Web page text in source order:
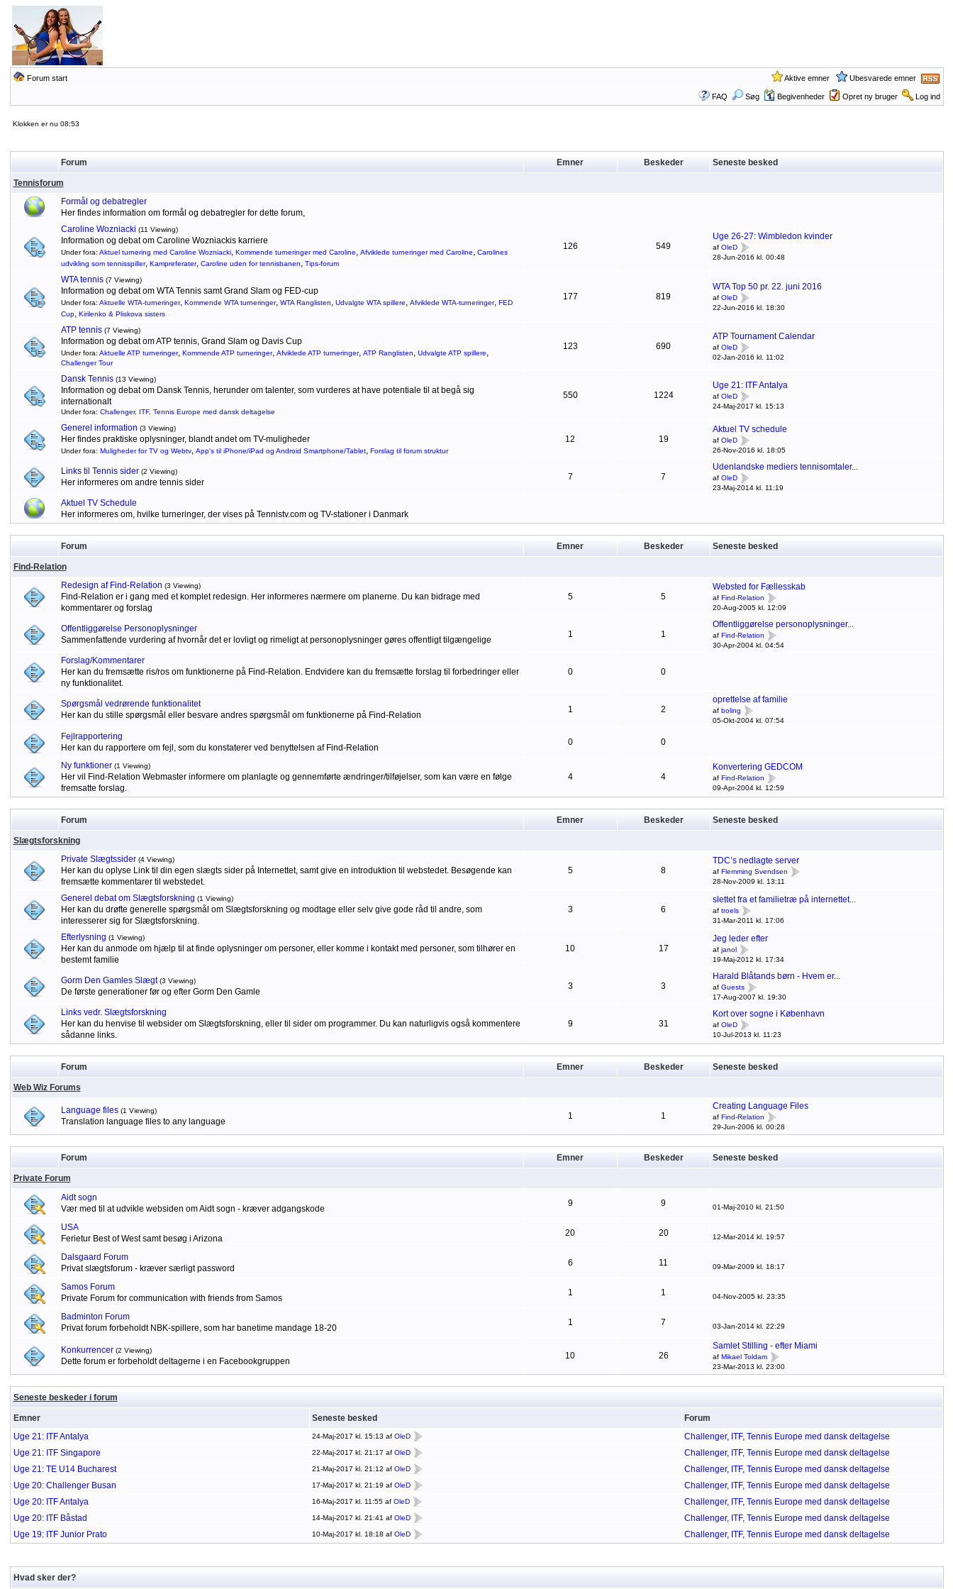
Forum start Aktive emner Ubesvarede emner
FAQ Søg Begivenheder Opret ny bruger Log ind
Klokken er nu 08:53
Forum Emner Beskeder Seneste besked
Tennisforum
Formål og debatregler
Her findes information om formål og debatregler for dette forum,
Caroline Wozniacki (11 Viewing)
Information og debat om Caroline Wozniackis karriere
Under fora: Aktuel turnering med Caroline Wozniacki, Kommende turneringer med Caroline, Afviklede turneringer med Caroline, Carolines
udvikling som tennisspiller, Kampreferater, Caroline uden for tennisbanen, Tips-forum
126 549
Uge 26-27: Wimbledon kvinder
af OleD
28-Jun-2016 kl. 00:48
WTA tennis (7 Viewing)
Information og debat om WTA Tennis samt Grand Slam og FED-cup
Under fora: Aktuelle WTA-turneringer, Kommende WTA turneringer, WTA Ranglisten, Udvalgte WTA spillere, Afviklede WTA-turneringer, FED
Cup, Kirilenko & Pliskova sisters
177 819
WTA Top 50 pr. 22. juni 2016
af OleD
22-Jun-2016 kl. 18:30
ATP tennis (7 Viewing)
Information og debat om ATP tennis, Grand Slam og Davis Cup
Under fora: Aktuelle ATP turneringer, Kommende ATP turneringer, Afviklede ATP turneringer, ATP Ranglisten, Udvalgte ATP spillere,
Challenger Tour
123 690
ATP Tournament Calendar
af OleD
02-Jan-2016 kl. 11:02
Dansk Tennis (13 Viewing)
Information og debat om Dansk Tennis, herunder om talenter, som vurderes at have potentiale til at begå sig
internationalt
Under fora: Challenger, ITF, Tennis Europe med dansk deltagelse
550 1224
Uge 21: ITF Antalya
af OleD
24-Maj-2017 kl. 15:13
Generel information (3 Viewing)
Her findes praktiske oplysninger, blandt andet om TV-muligheder
Under fora: Muligheder for TV og Webtv, App's til iPhone/iPad og Android Smartphone/Tablet, Forslag til forum struktur
12 19
Aktuel TV schedule
af OleD
26-Nov-2016 kl. 18:05
Links til Tennis sider (2 Viewing)
Her informeres om andre tennis sider
7 7
Udenlandske mediers tennisomtaler...
af OleD
23-Maj-2014 kl. 11:19
Aktuel TV Schedule
Her informeres om, hvilke turneringer, der vises på Tennistv.com og TV-stationer i Danmark
Forum Emner Beskeder Seneste besked
Find-Relation
Redesign af Find-Relation (3 Viewing)
Find-Relation er i gang med et komplet redesign. Her informeres nærmere om planerne. Du kan bidrage med
kommentarer og forslag
5 5
Websted for Fællesskab
af Find-Relation
20-Aug-2005 kl. 12:09
Offentliggørelse Personoplysninger
Sammenfattende vurdering af hvornår det er lovligt og rimeligt at personoplysninger gøres offentligt tilgængelige
1 1
Offentliggørelse personoplysninger...
af Find-Relation
30-Apr-2004 kl. 04:54
Forslag/Kommentarer
Her kan du fremsætte ris/ros om funktionerne på Find-Relation. Endvidere kan du fremsætte forslag til forbedringer eller
ny funktionalitet.
0 0
Spørgsmål vedrørende funktionalitet
Her kan du stille spørgsmål eller besvare andres spørgsmål om funktionerne på Find-Relation
1 2
oprettelse af familie
af boling
05-Okt-2004 kl. 07:54
Fejlrapportering
Her kan du rapportere om fejl, som du konstaterer ved benyttelsen af Find-Relation
0 0
Ny funktioner (1 Viewing)
Her vil Find-Relation Webmaster informere om planlagte og gennemførte ændringer/tilføjelser, som kan være en følge
fremsatte forslag.
4 4
Konvertering GEDCOM
af Find-Relation
09-Apr-2004 kl. 12:59
Forum Emner Beskeder Seneste besked
Slægtsforskning
Private Slægtssider (4 Viewing)
Her kan du oplyse Link til din egen slægts sider på Internettet, samt give en introduktion til webstedet. Besøgende kan
fremsætte kommentarer til webstedet.
5 8
TDC’s nedlagte server
af Flemming Svendsen
28-Nov-2009 kl. 13:11
Generel debat om Slægtsforskning (1 Viewing)
Her kan du drøfte generelle spørgsmål om Slægtsforskning og modtage eller selv give gode råd til andre, som
interesserer sig for Slægtsforskning.
3 6
slettet fra et familietræ på internettet...
af troels
31-Mar-2011 kl. 17:06
Efterlysning (1 Viewing)
Her kan du anmode om hjælp til at finde oplysninger om personer, eller komme i kontakt med personer, som tilhører en
bestemt familie
10 17
Jeg leder efter
af janol
19-Maj-2012 kl. 17:34
Gorm Den Gamles Slægt (3 Viewing)
De første generationer før og efter Gorm Den Gamle
3 3
Harald Blåtands børn - Hvem er...
af Guests
17-Aug-2007 kl. 19:30
Links vedr. Slægtsforskning
Her kan du henvise til websider om Slægtsforskning, eller til sider om programmer. Du kan naturligvis også kommentere
sådanne links.
9 31
Kort over sogne i København
af OleD
10-Jul-2013 kl. 11:23
Forum Emner Beskeder Seneste besked
Web Wiz Forums
Language files (1 Viewing)
Translation language files to any language
1 1
Creating Language Files
af Find-Relation
29-Jun-2006 kl. 00:28
Forum Emner Beskeder Seneste besked
Private Forum
Aidt sogn
Vær med til at udvikle websiden om Aidt sogn - kræver adgangskode
9 9 01-Maj-2010 kl. 21:50
USA
Ferietur Best of West samt besøg i Arizona
20 20 12-Mar-2014 kl. 19:57
Dalsgaard Forum
Privat slægtsforum - kræver særligt password
6 11 09-Mar-2009 kl. 18:17
Samos Forum
Private Forum for communication with friends from Samos
1 1 04-Nov-2005 kl. 23:35
Badminton Forum
Privat forum forbeholdt NBK-spillere, som har banetime mandage 18-20
1 7 03-Jan-2014 kl. 22:29
Konkurrencer (2 Viewing)
Dette forum er forbeholdt deltagerne i en Facebookgruppen
10 26
Samlet Stilling - efter Miami
af Mikael Toldam
23-Mar-2013 kl. 23:00
Seneste beskeder i forum
Emner Seneste besked
Forum
Uge 21: ITF Antalya
24-Maj-2017 kl. 15:13 af OleD
Challenger, ITF, Tennis Europe med dansk deltagelse
Uge 21: ITF Singapore
22-Maj-2017 kl. 21:17 af OleD
Challenger, ITF, Tennis Europe med dansk deltagelse
Uge 21: TE U14 Bucharest
21-Maj-2017 kl. 21:12 af OleD
Challenger, ITF, Tennis Europe med dansk deltagelse
Uge 20: Challenger Busan
17-Maj-2017 kl. 21:19 af OleD
Challenger, ITF, Tennis Europe med dansk deltagelse
Uge 20: ITF Antalya
16-Maj-2017 kl. 11:55 af OleD
Challenger, ITF, Tennis Europe med dansk deltagelse
Uge 20: ITF Båstad
14-Maj-2017 kl. 21:41 af OleD
Challenger, ITF, Tennis Europe med dansk deltagelse
Uge 19: ITF Junior Prato
10-Maj-2017 kl. 18:18 af OleD Challenger, ITF, Tennis Europe med dansk deltagelse
Hvad sker der?